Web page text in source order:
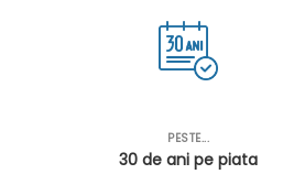
PESTE...
30 de ani pe piata